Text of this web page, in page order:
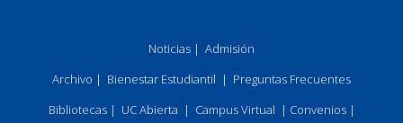
Noticias | Admisión
Archivo | Bienestar Estudiantil | Preguntas Frecuentes
Bibliotecas| UC Abierta | Campus Virtual | Convenios|